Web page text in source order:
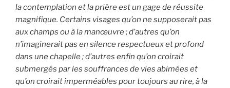
la contemplation et la prière est un gage de réussite
magnifique. Certains visages qu’on ne supposerait pas
aux champs ou à la manœuvre ; d’autres qu’on
n’imaginerait pas en silence respectueux et profond
dans une chapelle ; d’autres enfin qu’on croirait
submergés par les souffrances de vies abimées et
qu’on croirait imperméables pour toujours au rire, à la